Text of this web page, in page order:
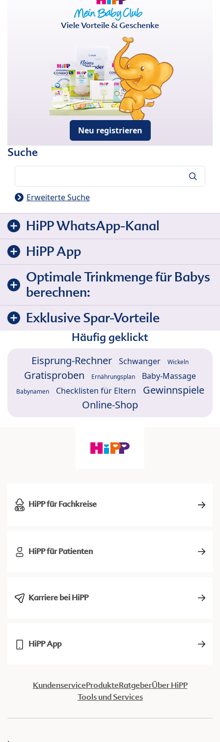
Viele Vorteile & Geschenke
Neu registrieren
Suche
Erweiterte Suche
HiPP WhatsApp-Kanal
HiPP App
Optimale Trinkmenge für Babys
berechnen:
Exklusive Spar-Vorteile
Häufig geklickt
Eisprung-Rechner Schwanger Wickeln
Gratisproben Ernährungsplan Baby-Massage
Babynamen Checklisten für Eltern
Gewinnspiele
Online-Shop
HiPP für Fachkreise
HiPP für Patienten
Karriere bei HiPP
HiPP App
KundenserviceProdukteRatgeberÜber HiPP
Tools und Services